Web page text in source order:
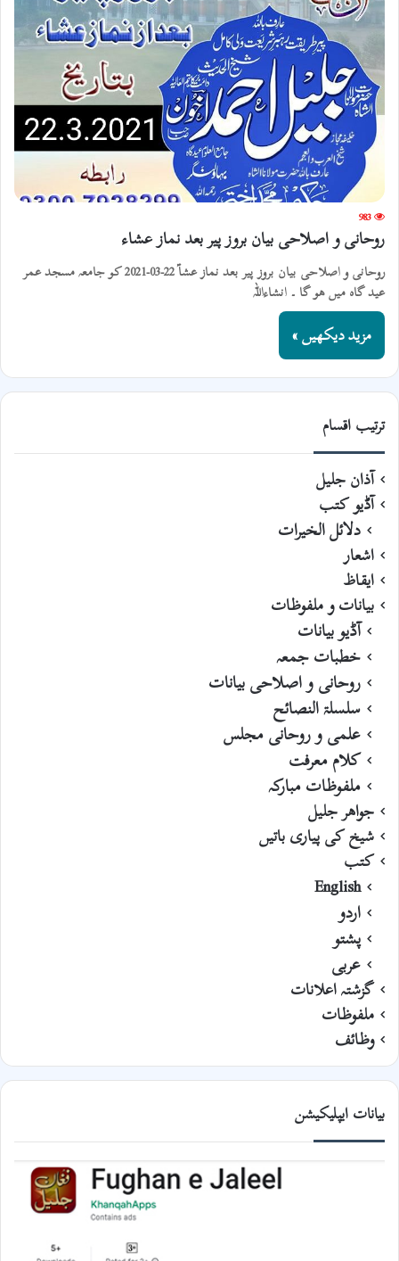
983
روحانی و اصلاحی بیان بروز پیر بعد نماز عشاء
روحانی و اصلاحی بیان بروز پیر بعد نماز عشاؑ 22-03-2021 کو جامعہ مسجد عمر
عید گاہ میں ھو گا ۔ انشاءاللہ
مزید دیکھیں »
ترتیب اقسام
آذان جلیل
آڈیو کتب
دلائل الخیرات
اشعار
ایقاظ
بیانات و ملفوظات
آڈیو بیانات
خطبات جمعہ
روحانی و اصلاحی بیانات
سلسلۃ النصائح
علمی و روحانی مجلس
کلام معرفت
ملفوظات مبارکہ
جواھر جلیل
شیخ کی پیاری باتیں
کتب
English
اردو
پشتو
عربی
گزشتہ اعلانات
ملفوظات
وظائف
بیانات ایپلیکیشن